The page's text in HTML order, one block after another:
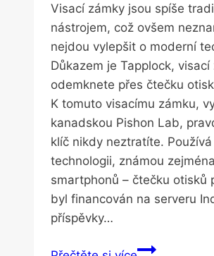
Visací zámky jsou spíše
nástrojem, což ovšem
nejdou vylepšit o moderní
Důkazem je Tapplock,
odemknete přes čtečku
K tomuto visacímu zámku,
kanadskou Pishon Lab,
klíč nikdy neztratíte.
technologii, známou
smartphonů – čtečku otisků
byl financován na serveru
příspěvky…
Chytrý